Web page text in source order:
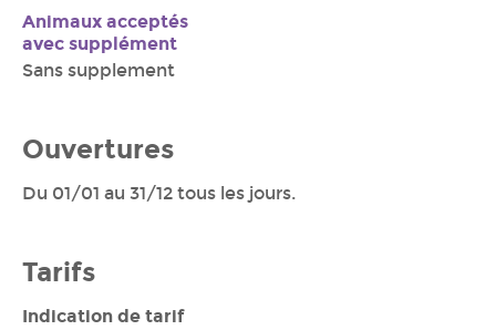
Animaux acceptés
avec supplément
Sans supplement
Ouvertures
Du 01/01 au 31/12 tous les jours.
Tarifs
Indication de tarif